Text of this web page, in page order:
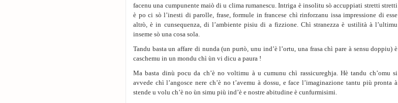
facenu una cumpunente maiò di u clima rumanescu. Intriga è insolitu sò accuppiati stretti stretti
è po ci sò l’inesti di parolle, frase, formule in francese chì rinforzanu issa impressione di esse
altrò, è in cunsequenza, di l’ambiente pisiu di a fizzione. Chì stranezza è ustilità à l’ultimu
inseme sò una cosa sola.
Tandu basta un affare di nunda (un purtò, unu ind’è l’ortu, una frasa chì pare à sensu doppiu) è
caschemu in un mondu chì ùn vi dicu a paura !
Ma basta dinù pocu da ch’è no voltimu à u cumunu chì rassicureghja. Hè tandu ch’omu si
avvede chì l’angosce nere ch’è no t’avemu à dossu, e face l’imaginazione tantu più pronta à
stende u volu ch’è no ùn simu più ind’è e nostre abitudine è cunfurmisimi.